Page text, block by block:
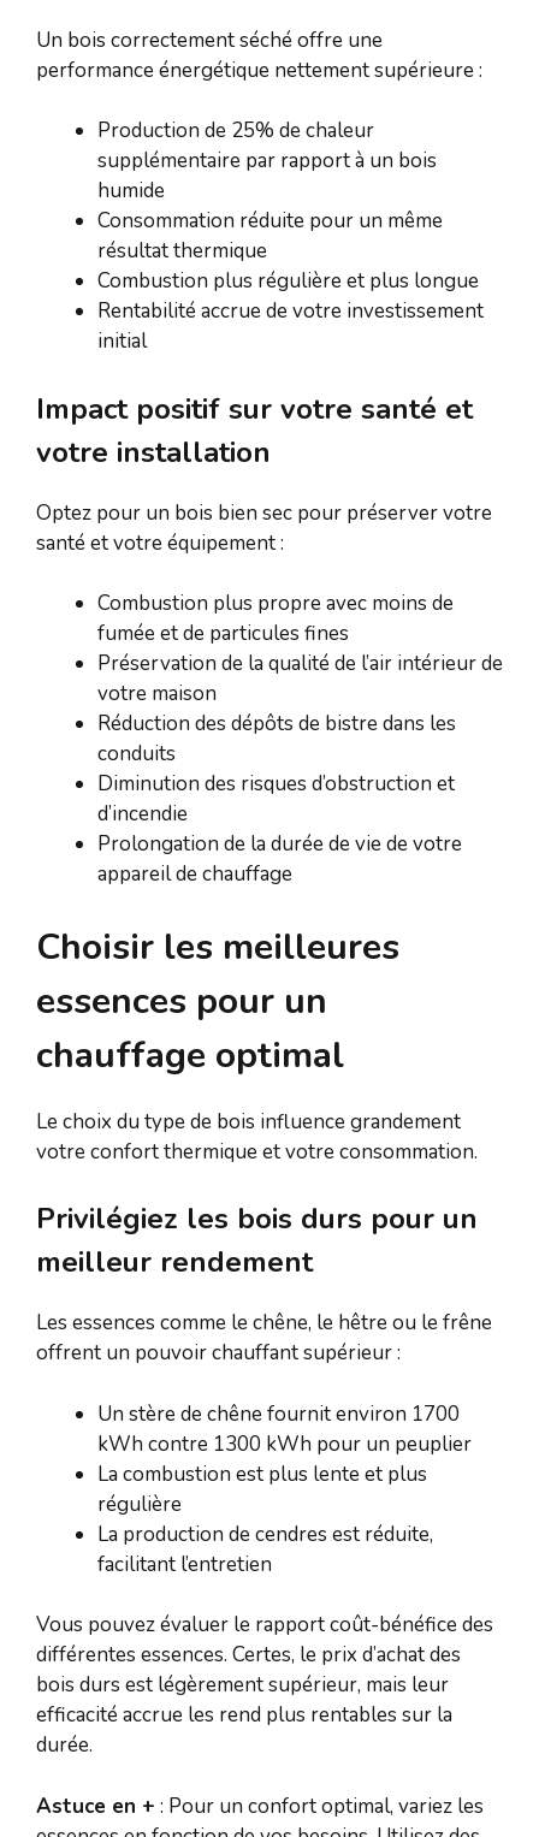
Un bois correctement séché offre une
performance énergétique nettement supérieure :
Production de 25% de chaleur
supplémentaire par rapport à un bois
humide
Consommation réduite pour un même
résultat thermique
Combustion plus régulière et plus longue
Rentabilité accrue de votre investissement
initial
Impact positif sur votre santé et
votre installation
Optez pour un bois bien sec pour préserver votre
santé et votre équipement :
Combustion plus propre avec moins de
fumée et de particules fines
Préservation de la qualité de l’air intérieur de
votre maison
Réduction des dépôts de bistre dans les
conduits
Diminution des risques d’obstruction et
d’incendie
Prolongation de la durée de vie de votre
appareil de chauffage
Choisir les meilleures
essences pour un
chauffage optimal
Le choix du type de bois influence grandement
votre confort thermique et votre consommation.
Privilégiez les bois durs pour un
meilleur rendement
Les essences comme le chêne, le hêtre ou le frêne
offrent un pouvoir chauffant supérieur :
Un stère de chêne fournit environ 1700
kWh contre 1300 kWh pour un peuplier
La combustion est plus lente et plus
régulière
La production de cendres est réduite,
facilitant l’entretien
Vous pouvez évaluer le rapport coût-bénéfice des
différentes essences. Certes, le prix d’achat des
bois durs est légèrement supérieur, mais leur
efficacité accrue les rend plus rentables sur la
durée.
Astuce en + : Pour un confort optimal, variez les